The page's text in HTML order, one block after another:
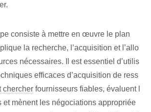
consiste à mettre en œuvre le plan
la recherche, l’acquisition et l’allo
nécessaires. Il est essentiel d’utilis
efficaces d’acquisition de ress
chercher fournisseurs fiables, évaluent l
et mènent les négociations appropriée